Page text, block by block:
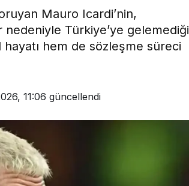
Mauro Icardi’nin,
Türkiye’ye gelemediği
hem de sözleşme süreci
11:06 güncellendi
Türkan Şoray eski eşi
Cihan Ünal’a kayıtsız